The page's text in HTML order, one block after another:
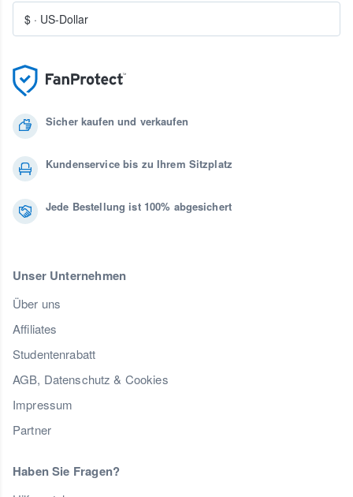
Sicher kaufen und verkaufen
Kundenservice bis zu Ihrem Sitzplatz
Jede Bestellung ist 100% abgesichert
Unser Unternehmen
Über uns
Affiliates
Studentenrabatt
AGB, Datenschutz & Cookies
Impressum
Partner
Haben Sie Fragen?
$ · US-Dollar